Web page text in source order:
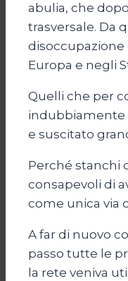
abulia, che
trasversale. Da
disoccupazione
Europa e negli
Quelli che per
indubbiamente
e suscitato
Perché stanchi
consapevoli di
come unica via
A far di nuovo
passo tutte le
la rete veniva